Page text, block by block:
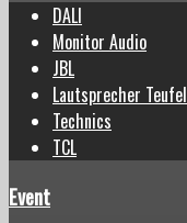
DALI
Monitor Audio
JBL
Lautsprecher Teufel
Technics
TCL
Event